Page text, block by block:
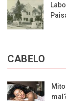
CABELO